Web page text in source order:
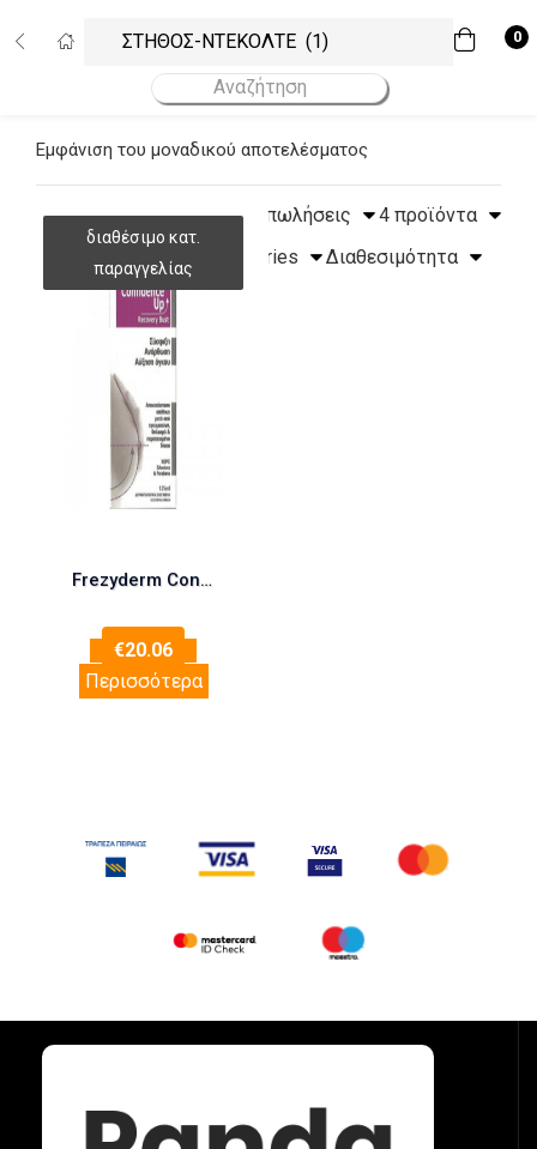
0
Σύνδεση Εγγραφή
Ξεχάσατε το password σας;
Εμφάνιση του μοναδικού αποτελέσματος
Υψηλότερες πωλήσεις
4 προϊόντα
All Categories
Διαθεσιμότητα
Frezyderm Confidence Up Bust 125ml
€20.06
Περισσότερα